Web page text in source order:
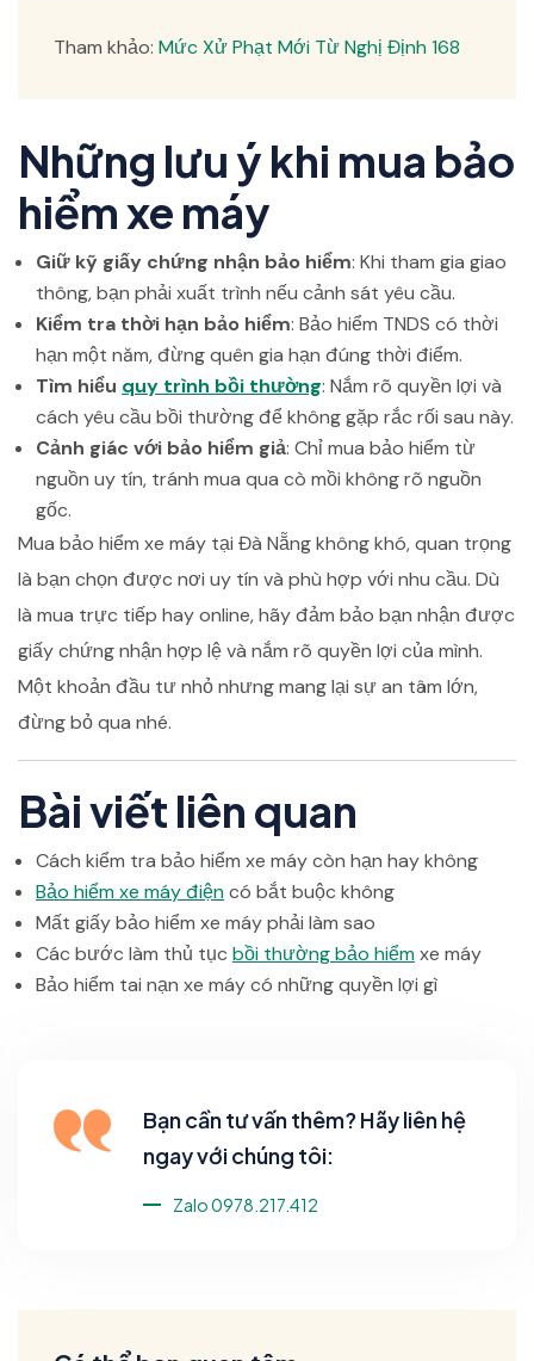
Tham khảo: Mức Xử Phạt Mới Từ Nghị Định 168
Những lưu ý khi mua bảo
hiểm xe máy
Giữ kỹ giấy chứng nhận bảo hiểm: Khi tham gia giao
thông, bạn phải xuất trình nếu cảnh sát yêu cầu.
Kiểm tra thời hạn bảo hiểm: Bảo hiểm TNDS có thời
hạn một năm, đừng quên gia hạn đúng thời điểm.
Tìm hiểu quy trình bồi thường: Nắm rõ quyền lợi và
cách yêu cầu bồi thường để không gặp rắc rối sau này.
Cảnh giác với bảo hiểm giả: Chỉ mua bảo hiểm từ
nguồn uy tín, tránh mua qua cò mồi không rõ nguồn
gốc.
Mua bảo hiểm xe máy tại Đà Nẵng không khó, quan trọng
là bạn chọn được nơi uy tín và phù hợp với nhu cầu. Dù
là mua trực tiếp hay online, hãy đảm bảo bạn nhận được
giấy chứng nhận hợp lệ và nắm rõ quyền lợi của mình.
Một khoản đầu tư nhỏ nhưng mang lại sự an tâm lớn,
đừng bỏ qua nhé.
Bài viết liên quan
Cách kiểm tra bảo hiểm xe máy còn hạn hay không
Bảo hiểm xe máy điệncó bắt buộc không
Mất giấy bảo hiểm xe máy phải làm sao
Các bước làm thủ tục bồi thường bảo hiểmxe máy
Bảo hiểm tai nạn xe máy có những quyền lợi gì
Bạn cần tư vấn thêm? Hãy liên hệ
ngay với chúng tôi:
Zalo 0978.217.412